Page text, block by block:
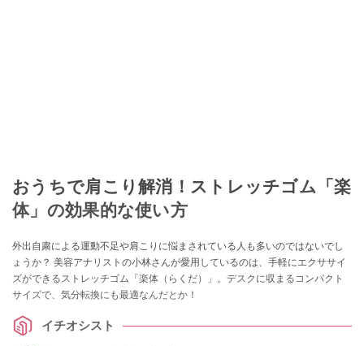
おうちで肩こり解消！ストレッチゴム「楽
体」の効果的な使い方
外出自粛による運動不足や肩こりに悩まされている人も多いのではないでし
ょうか？ 美容アナリストの小林さんが愛用しているのは、手軽にエクササイ
ズができるストレッチゴム「楽体（らくだ）」。デスクに収まるコンパクト
サイズで、気分転換にも最適なんだとか！
イチオシスト